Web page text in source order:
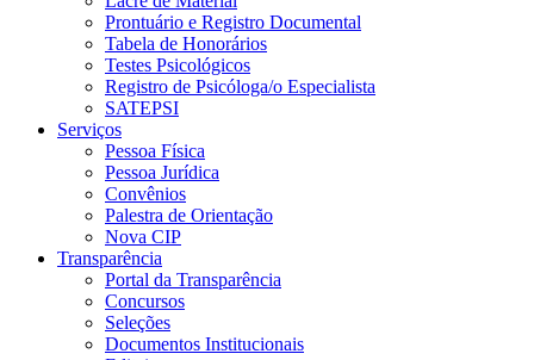
Prontuário e Registro Documental
Tabela de Honorários
Testes Psicológicos
Registro de Psicóloga/o Especialista
SATEPSI
Serviços
Pessoa Física
Pessoa Jurídica
Convênios
Palestra de Orientação
Nova CIP
Transparência
Portal da Transparência
Concursos
Seleções
Documentos Institucionais